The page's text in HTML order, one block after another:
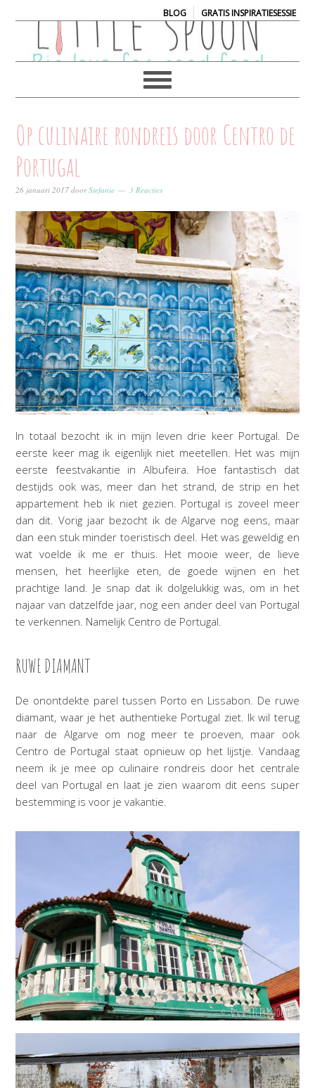
BLOG| GRATIS INSPIRATIESESSIE
Op culinaire rondreis door Centro de
Portugal
26 januari 2017 doorStefanie 3 Reacties
In totaal bezocht ik in mijn leven drie keer Portugal. De
eerste keer mag ik eigenlijk niet meetellen. Het was mijn
eerste feestvakantie in Albufeira. Hoe fantastisch dat
destijds ook was, meer dan het strand, de strip en het
appartement heb ik niet gezien. Portugal is zoveel meer
dan dit. Vorig jaar bezocht ik de Algarve nog eens, maar
dan een stuk minder toeristisch deel. Het was geweldig en
wat voelde ik me er thuis. Het mooie weer, de lieve
mensen, het heerlijke eten, de goede wijnen en het
prachtige land. Je snap dat ik dolgelukkig was, om in het
najaar van datzelfde jaar, nog een ander deel van Portugal
te verkennen. Namelijk Centro de Portugal.
RUWE DIAMANT
De onontdekte parel tussen Porto en Lissabon. De ruwe
diamant, waar je het authentieke Portugal ziet. Ik wil terug
naar de Algarve om nog meer te proeven, maar ook
Centro de Portugal staat opnieuw op het lijstje. Vandaag
neem ik je mee op culinaire rondreis door het centrale
deel van Portugal en laat je zien waarom dit eens super
bestemming is voor je vakantie.